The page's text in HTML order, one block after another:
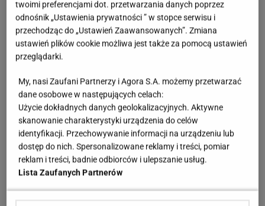
twoimi preferencjami dot. przetwarzania danych poprzez
odnośnik „Ustawienia prywatności ” w stopce serwisu i
przechodząc do „Ustawień Zaawansowanych”. Zmiana
ustawień plików cookie możliwa jest także za pomocą ustawień
przeglądarki.
My, nasi Zaufani Partnerzy i Agora S.A. możemy przetwarzać
dane osobowe w następujących celach:
Użycie dokładnych danych geolokalizacyjnych. Aktywne
skanowanie charakterystyki urządzenia do celów
identyfikacji. Przechowywanie informacji na urządzeniu lub
dostęp do nich. Spersonalizowane reklamy i treści, pomiar
reklam i treści, badnie odbiorców i ulepszanie usług.
Lista Zaufanych Partnerów